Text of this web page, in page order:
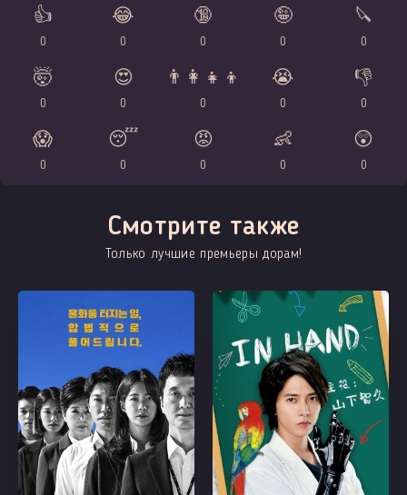
👍
0
😂
0
🔞
0
🤪
0
🔪
0
🤯
0
😍
0
👨‍👩‍👧‍👦
0
😭
0
👎
0
😱
0
😴
0
😡
0
👶
0
😲
0
Смотрите также
Только лучшие премьеры дорам!